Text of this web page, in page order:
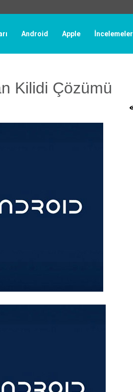
Android Apple İncelemeler
Kilidi Çözümü